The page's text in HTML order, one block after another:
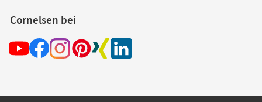
Cornelsen bei